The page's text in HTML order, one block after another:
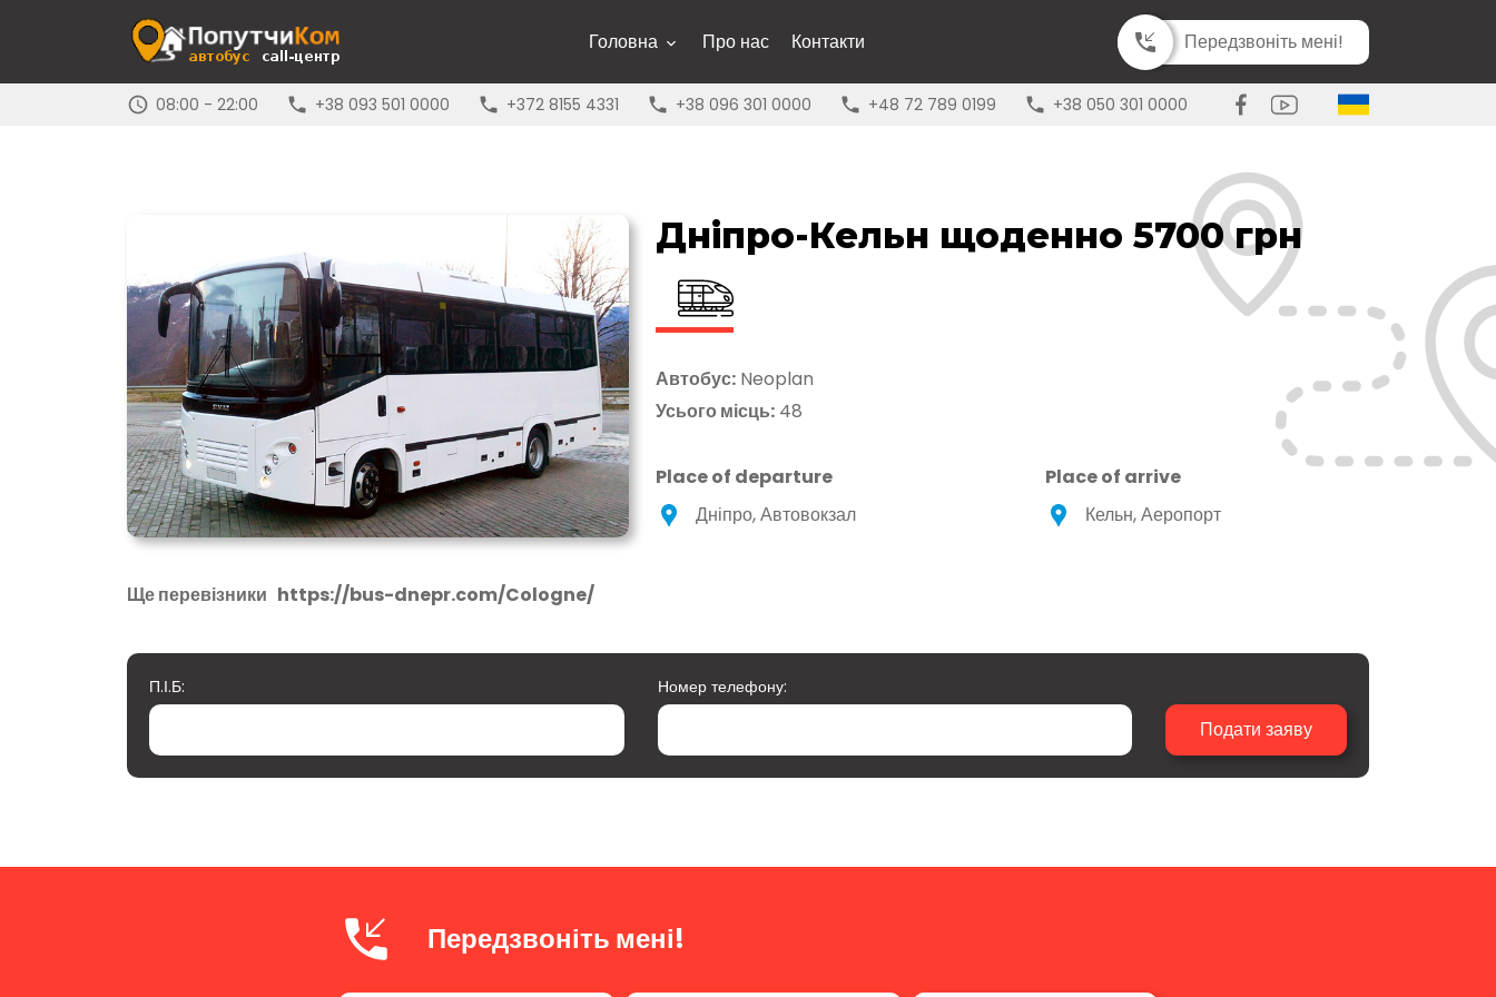
Головна Про нас Контакти Передзвоніть мені!
08:00 - 22:00 +38 093 501 0000 +372 8155 4331 +38 096 301 0000 +48 72 789 0199 +38 050 301 0000
Дніпро-Кельн щоденно 5700 грн
Автобус: Neoplan
Усього місць: 48
Place of departure
Дніпро, Автовокзал
Place of arrive
Кельн, Аеропорт
Ще перевізники https://bus-dnepr.com/Cologne/
П.І.Б: Номер телефону:
Передзвоніть мені!